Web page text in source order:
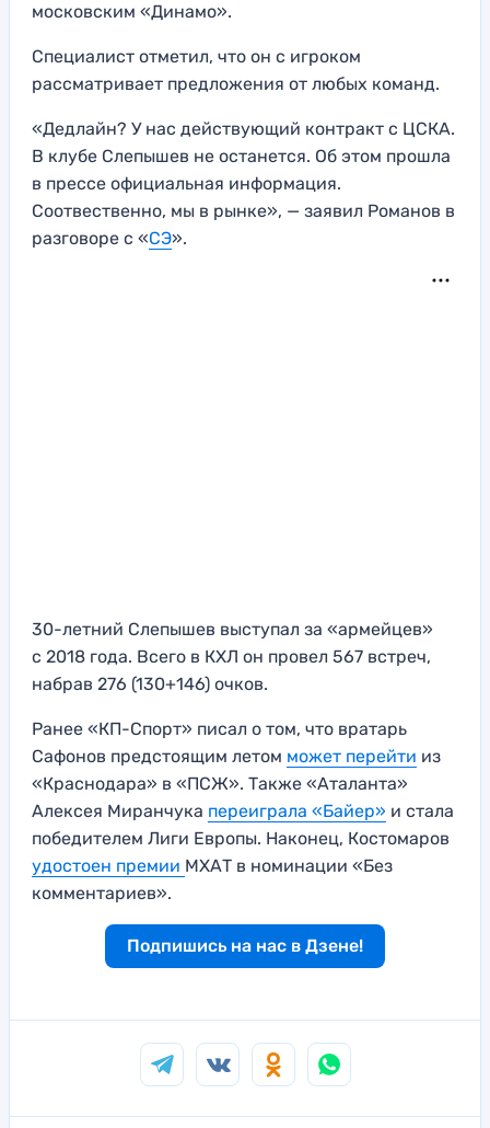
московским «Динамо».
Специалист отметил, что он с игроком
рассматривает предложения от любых команд.
«Дедлайн? У нас действующий контракт с ЦСКА.
В клубе Слепышев не останется. Об этом прошла
в прессе официальная информация.
Соотвественно, мы в рынке», — заявил Романов в
разговоре с «СЭ».
30-летний Слепышев выступал за «армейцев»
с 2018 года. Всего в КХЛ он провел 567 встреч,
набрав 276 (130+146) очков.
Ранее «КП-Спорт» писал о том, что вратарь
Сафонов предстоящим летом может перейти из
«Краснодара» в «ПСЖ». Также «Аталанта»
Алексея Миранчука переиграла «Байер» и стала
победителем Лиги Европы. Наконец, Костомаров
удостоен премии МХАТ в номинации «Без
комментариев».
Подпишись на нас в Дзене!